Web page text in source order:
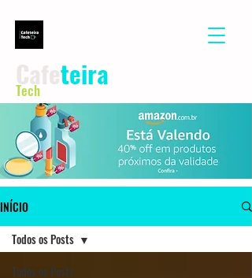
teira
Tech
INÍCIO
Todos os Posts
Todos os Posts